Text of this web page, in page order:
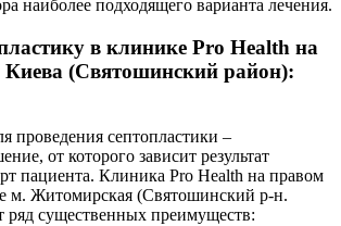
наиболее подходящего варианта лечения.
в клинике Pro Health на
Киева (Святошинский район):
проведения септопластики –
от которого зависит результат
пациента. Клиника Pro Health на правом
м. Житомирская (Святошинский р-н.
ряд существенных преимуществ: